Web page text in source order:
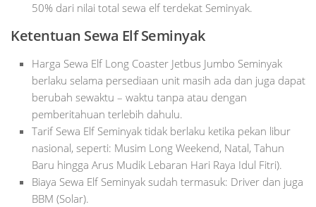
50% dari nilai total sewa elf terdekat Seminyak.
Ketentuan Sewa ElfSeminyak
Harga Sewa Elf Long Coaster Jetbus Jumbo Seminyak
berlaku selama persediaan unit masih ada dan juga dapat
berubah sewaktu – waktu tanpa atau dengan
pemberitahuan terlebih dahulu.
Tarif Sewa Elf Seminyak tidak berlaku ketika pekan libur
nasional, seperti: Musim Long Weekend, Natal, Tahun
Baru hingga Arus Mudik Lebaran Hari Raya Idul Fitri).
Biaya Sewa Elf Seminyak sudah termasuk: Driver dan juga
BBM (Solar).